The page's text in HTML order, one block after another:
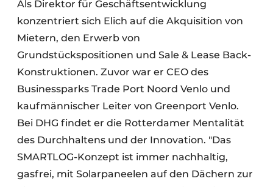
Als Direktor für Geschäftsentwicklung
konzentriert sich Elich auf die Akquisition von
Mietern, den Erwerb von
Grundstückspositionen und Sale & Lease Back-
Konstruktionen. Zuvor war er CEO des
Businessparks Trade Port Noord Venlo und
kaufmännischer Leiter von Greenport Venlo.
Bei DHG findet er die Rotterdamer Mentalität
des Durchhaltens und der Innovation. "Das
SMARTLOG-Konzept ist immer nachhaltig,
gasfrei, mit Solarpaneelen auf den Dächern zur